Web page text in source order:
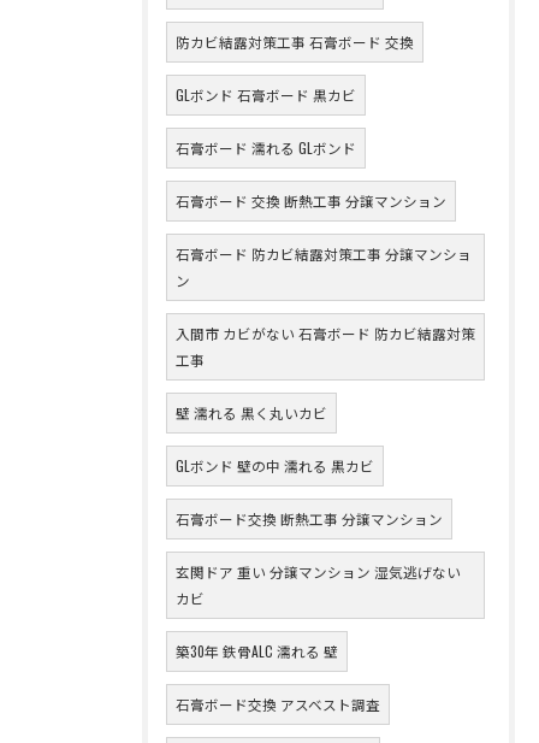
防カビ結露対策工事 石膏ボード 交換
GLボンド 石膏ボード 黒カビ
石膏ボード 濡れる GLボンド
石膏ボード 交換 断熱工事 分譲マンション
石膏ボード 防カビ結露対策工事 分譲マンショ
ン
入間市 カビがない 石膏ボード 防カビ結露対策
工事
壁 濡れる 黒く丸いカビ
GLボンド 壁の中 濡れる 黒カビ
石膏ボード交換 断熱工事 分譲マンション
玄関ドア 重い 分譲マンション 湿気逃げない
カビ
築30年 鉄骨ALC 濡れる 壁
石膏ボード交換 アスベスト調査